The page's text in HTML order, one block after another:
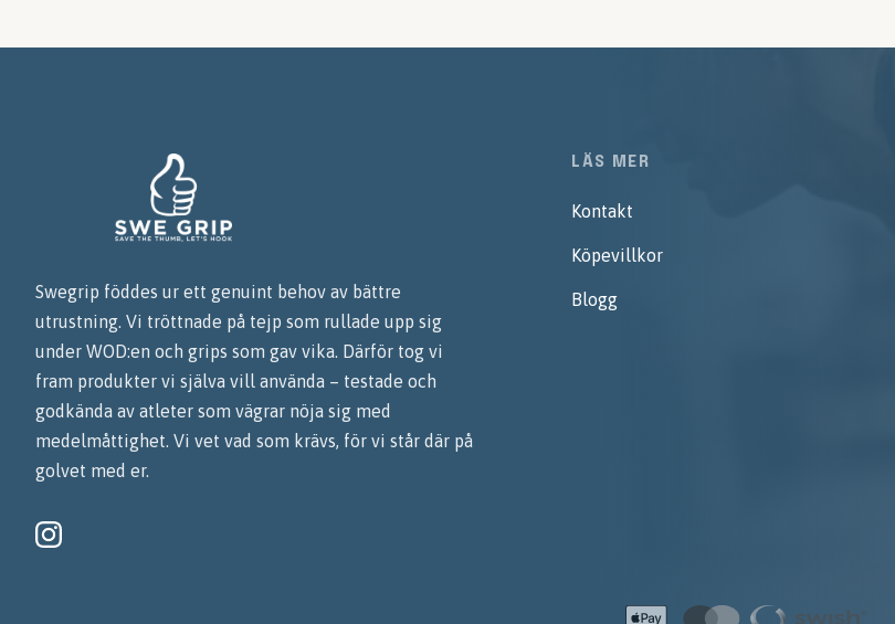
Swegrip föddes ur ett genuint behov av bättre
utrustning. Vi tröttnade på tejp som rullade upp sig
under WOD:en och grips som gav vika. Därför tog vi
fram produkter vi själva vill använda – testade och
godkända av atleter som vägrar nöja sig med
medelmåttighet. Vi vet vad som krävs, för vi står där på
golvet med er.
LÄS MER
Kontakt
Köpevillkor
Blogg